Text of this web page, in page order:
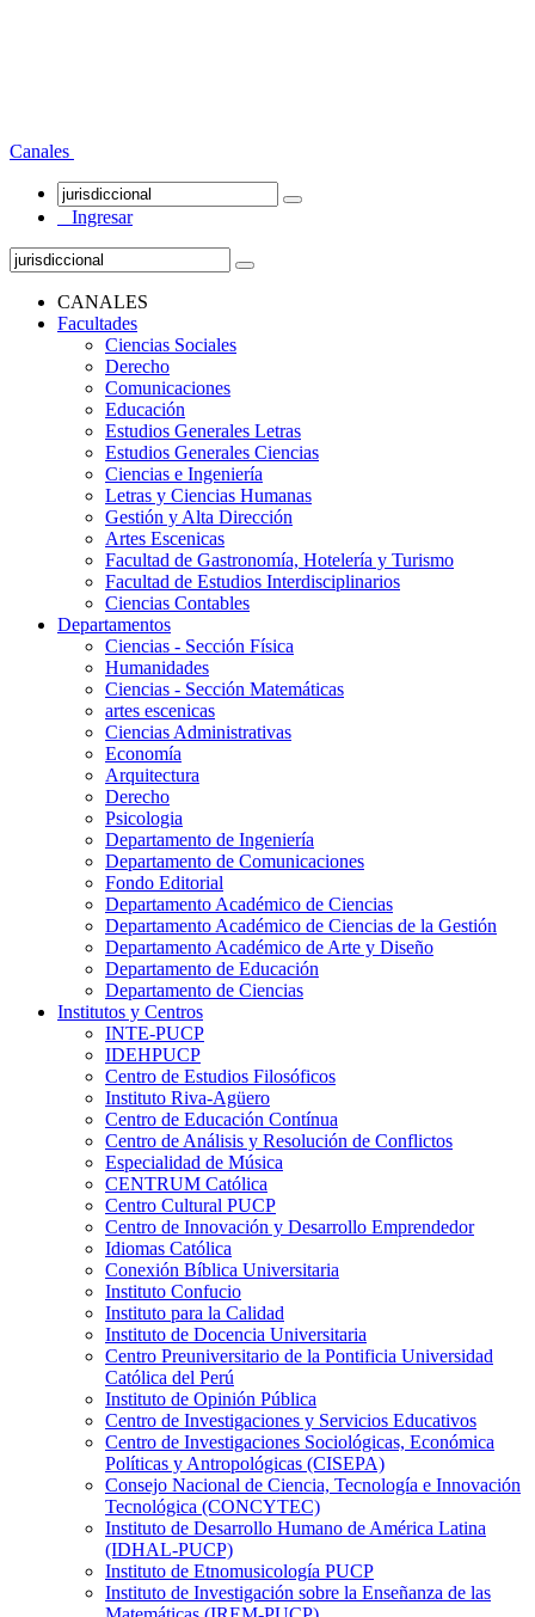
Canales
Ingresar
CANALES
Facultades
Ciencias Sociales
Derecho
Comunicaciones
Educación
Estudios Generales Letras
Estudios Generales Ciencias
Ciencias e Ingeniería
Letras y Ciencias Humanas
Gestión y Alta Dirección
Artes Escenicas
Facultad de Gastronomía, Hotelería y Turismo
Facultad de Estudios Interdisciplinarios
Ciencias Contables
Departamentos
Ciencias - Sección Física
Humanidades
Ciencias - Sección Matemáticas
artes escenicas
Ciencias Administrativas
Economía
Arquitectura
Derecho
Psicologia
Departamento de Ingeniería
Departamento de Comunicaciones
Fondo Editorial
Departamento Académico de Ciencias
Departamento Académico de Ciencias de la Gestión
Departamento Académico de Arte y Diseño
Departamento de Educación
Departamento de Ciencias
Institutos y Centros
INTE-PUCP
IDEHPUCP
Centro de Estudios Filosóficos
Instituto Riva-Agüero
Centro de Educación Contínua
Centro de Análisis y Resolución de Conflictos
Especialidad de Música
CENTRUM Católica
Centro Cultural PUCP
Centro de Innovación y Desarrollo Emprendedor
Idiomas Católica
Conexión Bíblica Universitaria
Instituto Confucio
Instituto para la Calidad
Instituto de Docencia Universitaria
Centro Preuniversitario de la Pontificia Universidad
Católica del Perú
Instituto de Opinión Pública
Centro de Investigaciones y Servicios Educativos
Centro de Investigaciones Sociológicas, Económica
Políticas y Antropológicas (CISEPA)
Consejo Nacional de Ciencia, Tecnología e Innovación
Tecnológica (CONCYTEC)
Instituto de Desarrollo Humano de América Latina
(IDHAL-PUCP)
Instituto de Etnomusicología PUCP
Instituto de Investigación sobre la Enseñanza de las